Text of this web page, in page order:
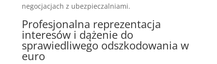
negocjacjach z ubezpieczalniami.
Profesjonalna reprezentacja
interesów i dążenie do
sprawiedliwego odszkodowania w
euro